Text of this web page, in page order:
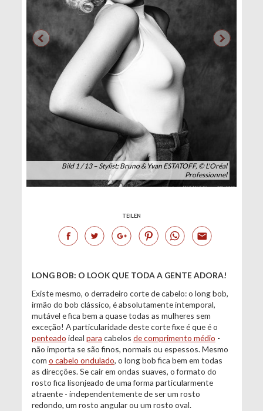
Bild 1 / 13 – Stylist: Bruno & Yvan ESTATOFF, © L'Oréal
Professionnel
TEILEN
LONG BOB: O LOOK QUE TODA A GENTE ADORA!
Existe mesmo, o derradeiro corte de cabelo: o long bob,
irmão do bob clássico, é absolutamente intemporal,
mutável e fica bem a quase todas as mulheres sem
exceção! A particularidade deste corte fixe é que é o
penteado ideal para cabelos de comprimento médio -
não importa se são finos, normais ou espessos. Mesmo
com o cabelo ondulado, o long bob fica bem em todas
as direcções. Se cair em ondas suaves, o formato do
rosto fica lisonjeado de uma forma particularmente
atraente - independentemente de ser um rosto
redondo, um rosto angular ou um rosto oval.